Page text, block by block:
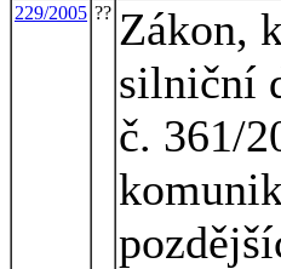
229/2005 ?? Zákon,
silniční
č. 361/